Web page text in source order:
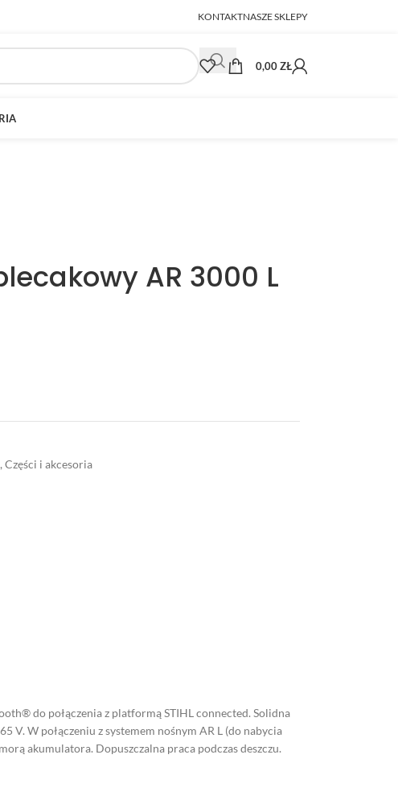
KONTAKTNASZE SKLEPY
0,00ZŁ
AR 3000 L
, Części i akcesoria
do połączenia z platformą STIHL connected. Solidna
V. W połączeniu z systemem nośnym AR L (do nabycia
akumulatora. Dopuszczalna praca podczas deszczu.